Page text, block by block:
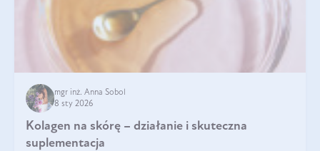
mgr inż. Anna Sobol
8 sty 2026
Kolagen na skórę – działanie i skuteczna
suplementacja